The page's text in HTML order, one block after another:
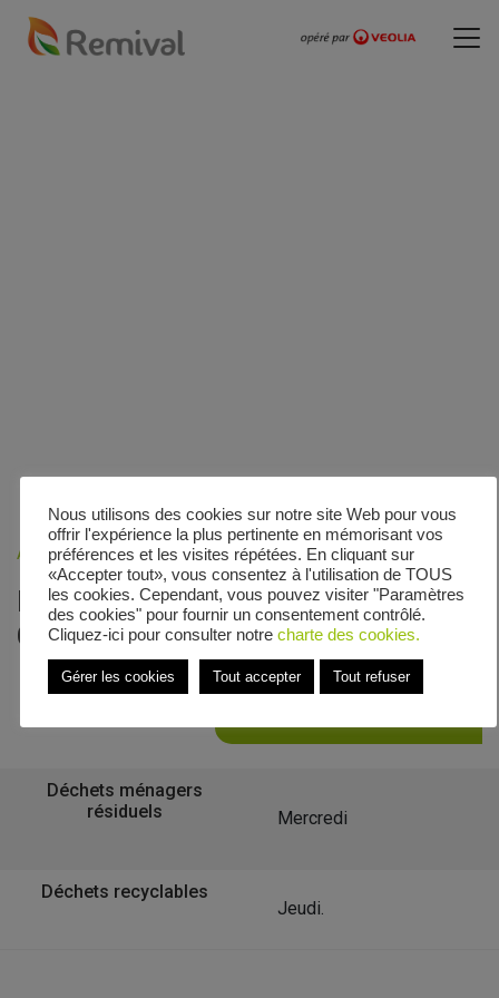
Accueil»Veolia - Zones de collecte»Croismare
Le calendrier de collecte de
Croismare
Déchets ménagers
résiduels
Mercredi
Déchets recyclables
Jeudi.
Nous utilisons des cookies sur notre site Web pour vous
offrir l'expérience la plus pertinente en mémorisant vos
préférences et les visites répétées. En cliquant sur
«Accepter tout», vous consentez à l'utilisation de TOUS
les cookies. Cependant, vous pouvez visiter "Paramètres
des cookies" pour fournir un consentement contrôlé.
Cliquez-ici pour consulter notre charte des cookies.
Gérer les cookies Tout accepter Tout refuser